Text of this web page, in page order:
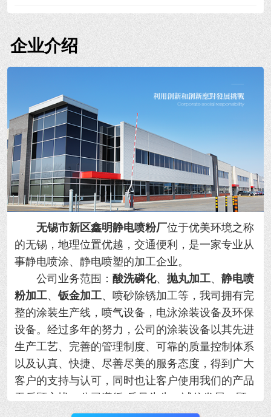
企业介绍
无锡市新区鑫明静电喷粉厂位于优美环境之称
的无锡，地理位置优越，交通便利，是一家专业从
事静电喷涂、静电喷塑的加工企业。
公司业务范围： 酸洗磷化、 抛丸加工、 静电喷
粉加工、钣金加工、喷砂除锈加工等，我司拥有完
整的涂装生产线，喷气设备，电泳涂装设备及环保
设备。经过多年的努力，公司的涂装设备以其先进
生产工艺、完善的管理制度、可靠的质量控制体系
以及认真、快捷、尽善尽美的服务态度，得到广大
客户的支持与认可，同时也让客户使用我们的产品
无后顾之忧。公司遵循“质量为先，诚信发展，顾
客满意。”的方针，以更好的产品和满意的服务奉